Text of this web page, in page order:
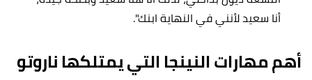
أنا سعيد لأنني في النهاية ابنك".
أهم مهارات النينجا التي يمتلكها ناروتو